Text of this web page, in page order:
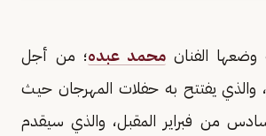
الفنان محمد عبده؛ من أجل
والذي يفتتح به حفلات المهرجان حيث
من فبراير المقبل، والذي سيقدم